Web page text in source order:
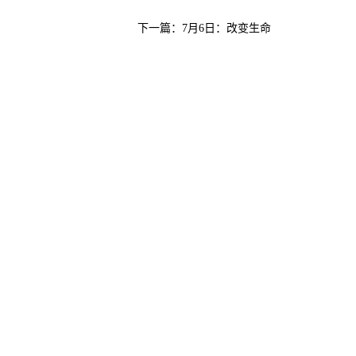
下一篇： 7月6日：改变生命